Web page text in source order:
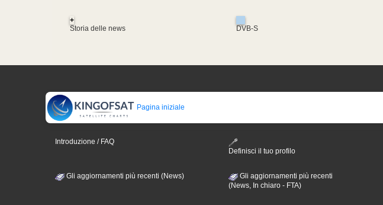
+
Storia delle news
DVB-S
Pagina iniziale
Introduzione / FAQ
Definisci il tuo profilo
Gli aggiornamenti più recenti (News)
Gli aggiornamenti più recenti
(News, In chiaro - FTA)